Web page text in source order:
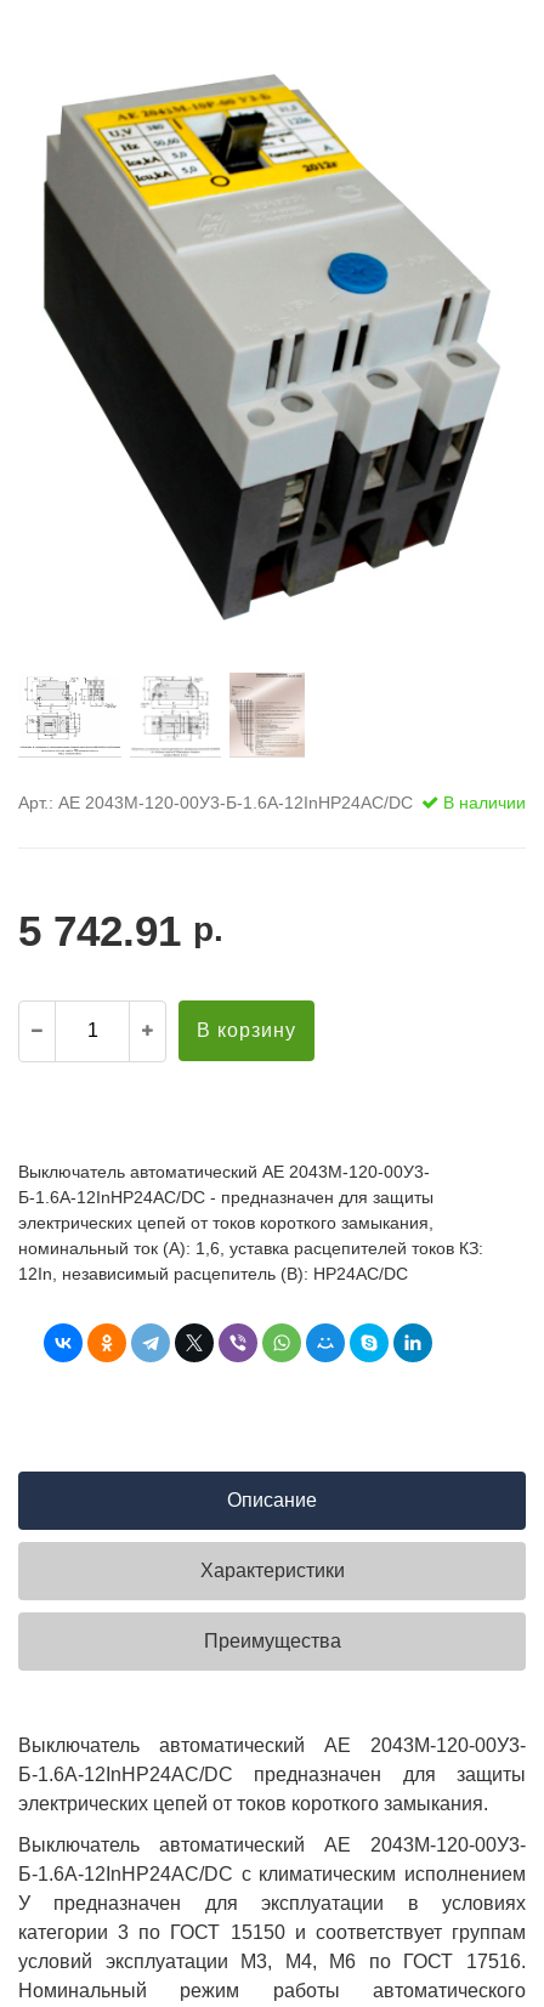
Стремянки с
Стремянки с
опорой
Ширмы
РЗА (шторы)
Штендеры
Щиты
диэлектрические
Арт.: АЕ 2043М-120-00У3-Б-1.6А-12InНР24AC/DC В наличии
5 742.91 р.
В корзину
Выключатель автоматический АЕ 2043М-120-00У3-
Б-1.6А-12InНР24AC/DC - предназначен для защиты
электрических цепей от токов короткого замыкания,
номинальный ток (А): 1,6, уставка расцепителей токов КЗ:
12In, независимый расцепитель (В): НР24AC/DC
Описание
Характеристики
Преимущества
Выключатель автоматический АЕ 2043М-120-00У3-
Б-1.6А-12InНР24AC/DC предназначен для защиты
электрических цепей от токов короткого замыкания.
Выключатель автоматический АЕ 2043М-120-00У3-
Б-1.6А-12InНР24AC/DC с климатическим исполнением
У предназначен для эксплуатации в условиях
категории 3 по ГОСТ 15150 и соответствует группам
условий эксплуатации М3, М4, М6 по ГОСТ 17516.
Номинальный режим работы автоматического